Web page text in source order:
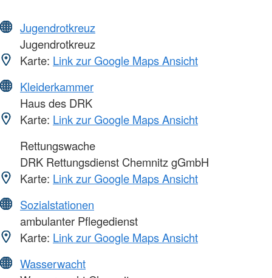
Jugendrotkreuz
Jugendrotkreuz
Karte: Link zur Google Maps Ansicht
Kleiderkammer
Haus des DRK
Karte: Link zur Google Maps Ansicht
Rettungswache
DRK Rettungsdienst Chemnitz gGmbH
Karte: Link zur Google Maps Ansicht
Sozialstationen
ambulanter Pflegedienst
Karte: Link zur Google Maps Ansicht
Wasserwacht